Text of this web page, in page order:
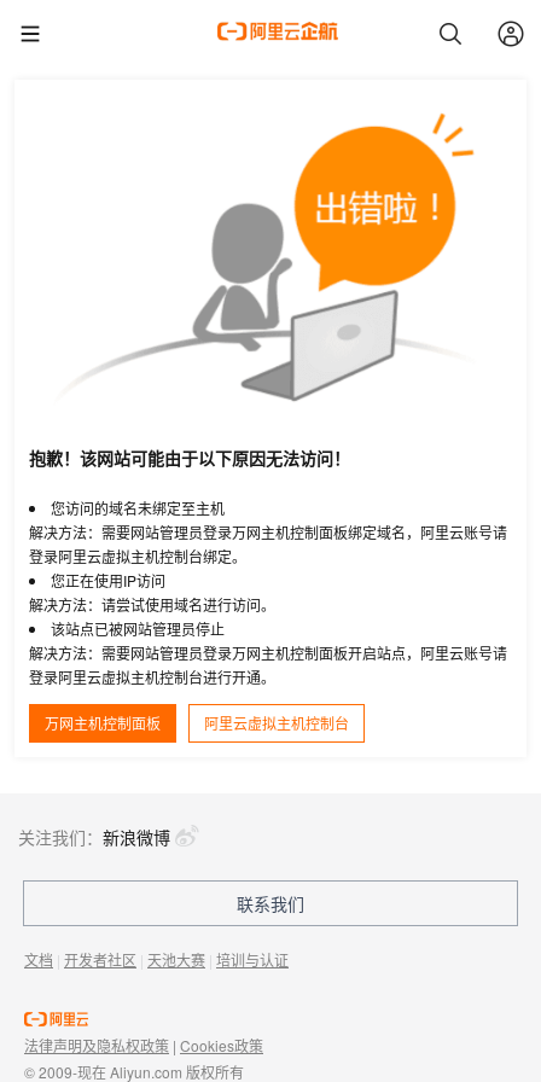
抱歉！该网站可能由于以下原因无法访问！
您访问的域名未绑定至主机
解决方法：需要网站管理员登录万网主机控制面板绑定域名，阿里云账号请
登录阿里云虚拟主机控制台绑定。
您正在使用IP访问
解决方法：请尝试使用域名进行访问。
该站点已被网站管理员停止
解决方法：需要网站管理员登录万网主机控制面板开启站点，阿里云账号请
登录阿里云虚拟主机控制台进行开通。
万网主机控制面板 阿里云虚拟主机控制台